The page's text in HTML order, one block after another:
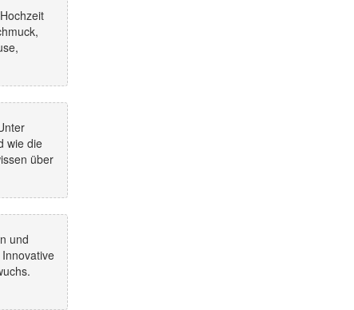
wie die
über
und